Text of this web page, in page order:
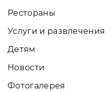
Рестораны
Услуги и развлечения
Детям
Новости
Фотогалерея